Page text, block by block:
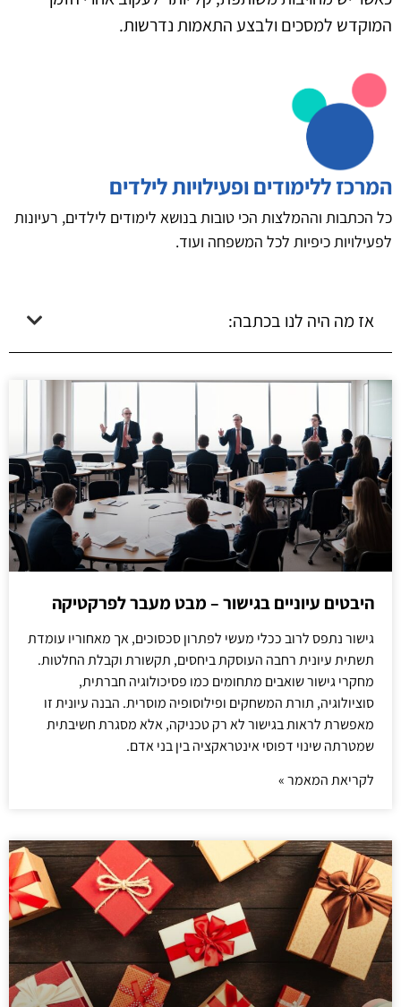
המוקדש למסכים ולבצע התאמות נדרשות.
המרכז ללימודים ופעילויות לילדים
כל הכתבות וההמלצות הכי טובות בנושא לימודים לילדים, רעיונות
לפעילויות כיפיות לכל המשפחה ועוד.
אז מה היה לנו בכתבה:
היבטים עיוניים בגישור – מבט מעבר לפרקטיקה
גישור נתפס לרוב ככלי מעשי לפתרון סכסוכים, אך מאחוריו עומדת
תשתית עיונית רחבה העוסקת ביחסים, תקשורת וקבלת החלטות.
מחקרי גישור שואבים מתחומים כמו פסיכולוגיה חברתית,
סוציולוגיה, תורת המשחקים ופילוסופיה מוסרית. הבנה עיונית זו
מאפשרת לראות בגישור לא רק טכניקה, אלא מסגרת חשיבתית
שמטרתה שינוי דפוסי אינטראקציה בין בני אדם.
לקריאת המאמר »